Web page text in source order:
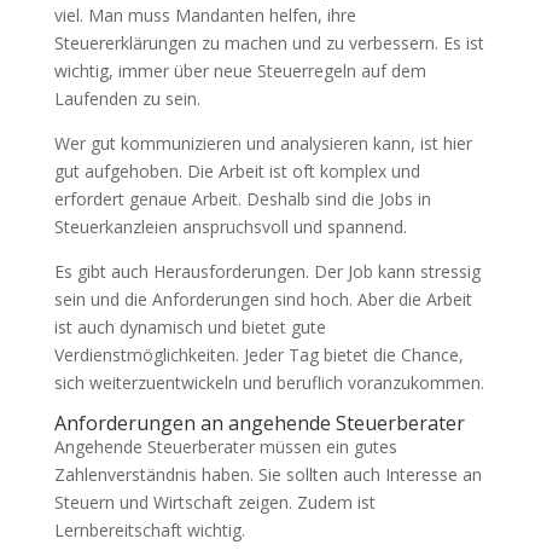
viel. Man muss Mandanten helfen, ihre
Steuererklärungen zu machen und zu verbessern. Es ist
wichtig, immer über neue Steuerregeln auf dem
Laufenden zu sein.
Wer gut kommunizieren und analysieren kann, ist hier
gut aufgehoben. Die Arbeit ist oft komplex und
erfordert genaue Arbeit. Deshalb sind die Jobs in
Steuerkanzleien anspruchsvoll und spannend.
Es gibt auch Herausforderungen. Der Job kann stressig
sein und die Anforderungen sind hoch. Aber die Arbeit
ist auch dynamisch und bietet gute
Verdienstmöglichkeiten. Jeder Tag bietet die Chance,
sich weiterzuentwickeln und beruflich voranzukommen.
Anforderungen an angehende Steuerberater
Angehende Steuerberater müssen ein gutes
Zahlenverständnis haben. Sie sollten auch Interesse an
Steuern und Wirtschaft zeigen. Zudem ist
Lernbereitschaft wichtig.